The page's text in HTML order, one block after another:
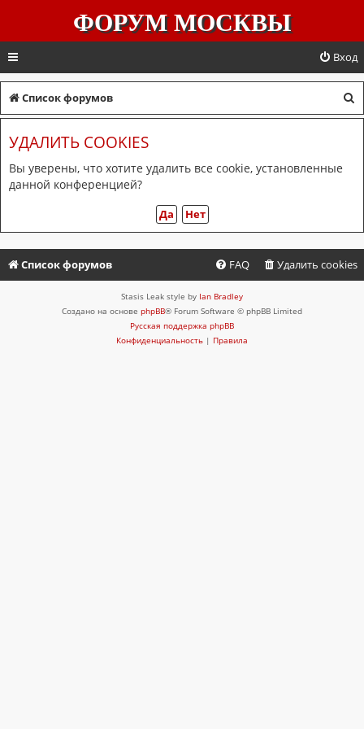
ФОРУМ МОСКВЫ
Вход
Список форумов
о
УДАЛИТЬ COOKIES
Вы уверены, что хотите удалить все cookie, установленные
данной конференцией?
Список форумов Удалить cookies
FAQ
Stasis Leak style by Ian Bradley
Создано на основе phpBB® Forum Software © phpBB Limited
Русская поддержка phpBB
Конфиденциальность | Правила